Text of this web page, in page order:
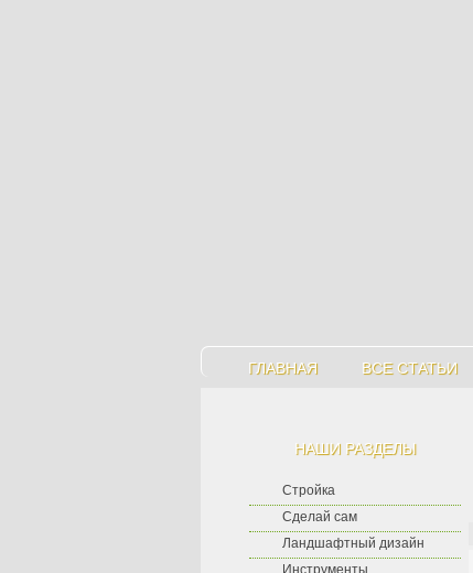
ГЛАВНАЯ ВСЕ СТАТЬИ
НАШИ РАЗДЕЛЫ
Стройка
Сделай сам
Ландшафтный дизайн
Инструменты